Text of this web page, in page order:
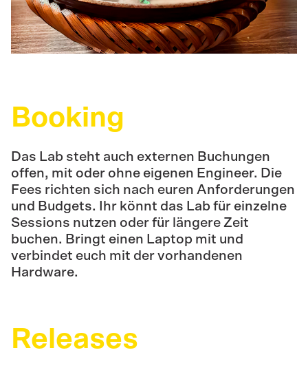
Booking
Das Lab steht auch externen Buchungen
offen, mit oder ohne eigenen Engineer. Die
Fees richten sich nach euren Anforderungen
und Budgets. Ihr könnt das Lab für einzelne
Sessions nutzen oder für längere Zeit
buchen. Bringt einen Laptop mit und
verbindet euch mit der vorhandenen
Hardware.
Releases